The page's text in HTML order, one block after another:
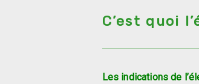
C’est quoi
Les indications de l’é